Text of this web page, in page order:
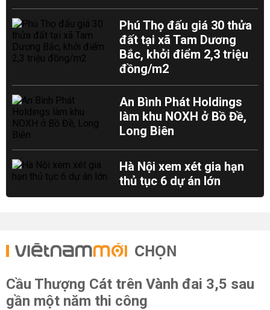
Phú Thọ đấu giá 30 thửa
đất tại xã Tam Dương
Bắc, khởi điểm 2,3 triệu
đồng/m2
An Bình Phát Holdings
làm khu NOXH ở Bồ Đề,
Long Biên
Hà Nội xem xét gia hạn
thủ tục 6 dự án lớn
CHỌN
Cầu Thượng Cát trên Vành đai 3,5 sau
gần một năm thi công